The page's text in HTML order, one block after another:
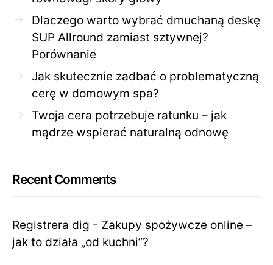
Dlaczego warto wybrać dmuchaną deskę
SUP Allround zamiast sztywnej?
Porównanie
Jak skutecznie zadbać o problematyczną
cerę w domowym spa?
Twoja cera potrzebuje ratunku – jak
mądrze wspierać naturalną odnowę
Recent Comments
Registrera dig - Zakupy spożywcze online –
jak to działa „od kuchni”?